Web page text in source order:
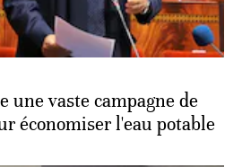
une vaste campagne de
économiser l'eau potable